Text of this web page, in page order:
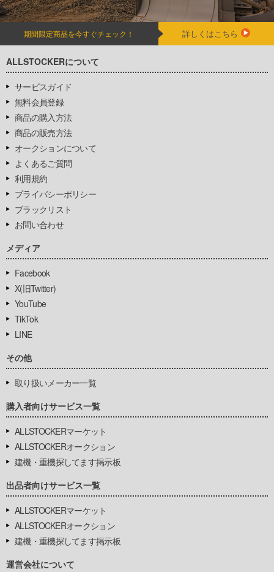
期間限定商品を今すぐチェック！ 詳しくはこちら
ALLSTOCKERについて
サービスガイド
無料会員登録
商品の購入方法
商品の販売方法
オークションについて
よくあるご質問
利用規約
プライバシーポリシー
ブラックリスト
お問い合わせ
メディア
Facebook
X(旧Twitter)
YouTube
TikTok
LINE
その他
取り扱いメーカー一覧
購入者向けサービス一覧
ALLSTOCKERマーケット
ALLSTOCKERオークション
建機・重機探してます掲示板
出品者向けサービス一覧
ALLSTOCKERマーケット
ALLSTOCKERオークション
建機・重機探してます掲示板
運営会社について